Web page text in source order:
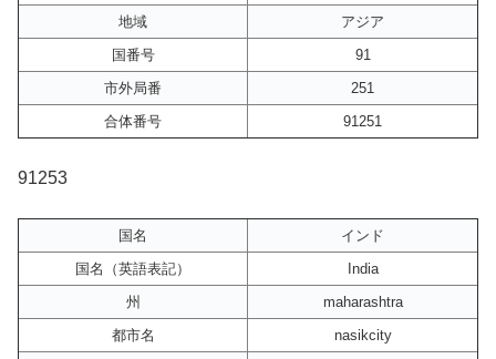
地域
アジア
国番号
91
市外局番
251
合体番号
91251
91253
国名
インド
国名（英語表記）
India
州
maharashtra
都市名
nasikcity